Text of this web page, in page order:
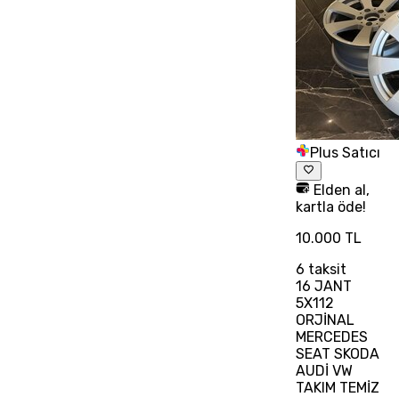
Plus Satıcı
Elden al,
kartla öde!
10.000 TL
6 taksit
16 JANT
5X112
ORJİNAL
MERCEDES
SEAT SKODA
AUDİ VW
TAKIM TEMİZ